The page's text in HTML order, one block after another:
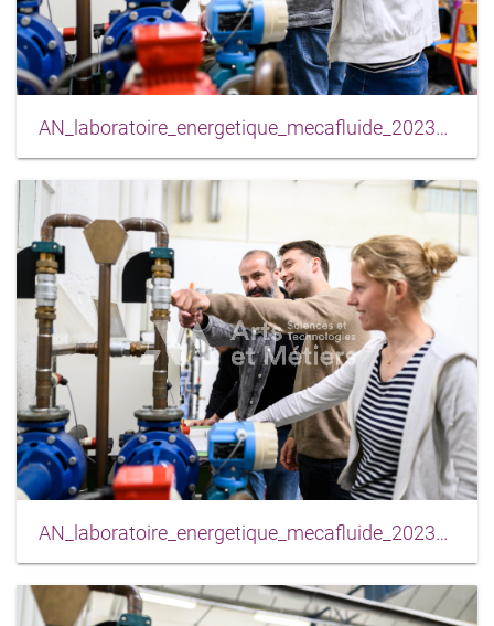
AN_laboratoire_energetique_mecafluide_2023_0007
AN_laboratoire_energetique_mecafluide_2023_0010